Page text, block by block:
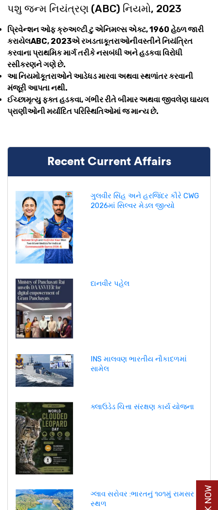
પશુ જન્મ નિયંત્રણ (ABC) નિયમો, 2023
પ્રિવેન્શન ઓફ ક્રુઅલ્ટી ટુ એનિમલ્સ એક્ટ, 1960 હેઠળ જારી
કરાયેલABC, 2023એ રખડતાકૂતરાઓનીવસ્તીને નિયંત્રિત
કરવાના પ્રાથમિક માર્ગ તરીકે નસબંધી અને હડકવા વિરોધી
રસીકરણને ગણે છે.
આ નિયમોકૂતરાઓને આડેધડ મારવા અથવા સ્થળાંતર કરવાની
મંજૂરી આપતા નથી.
ઈચ્છામૃત્યુ ફક્ત હડકવા, ગંભીર રીતે બીમાર અથવા જીવલેણ ઘાયલ
પ્રાણીઓની મર્યાદિત પરિસ્થિતિઓમાં જ માન્ય છે.
Recent Current Affairs
ગુલવીર સિંહ અને હરજિંદર કૌરે CWG
2026માં સિલ્વર મેડલ જીત્યો
દાનવીર પહેલ
INS માલવણ ભારતીય નૌકાદળમાં
સામેલ
ક્લાઉડેડ ચિત્તા સંરક્ષણ કાર્ય યોજના
ગ્લાવ સરોવર :ભારતનું ૧૦૧મું રામસર
સ્થળ